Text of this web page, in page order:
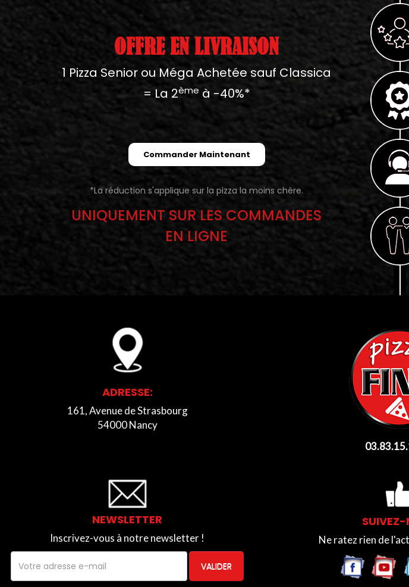
OFFRE EN LIVRAISON
1 Pizza Senior ou Méga Achetée sauf Classica
= La 2ème à -40%*
Commander Maintenant
*La réduction s'applique sur la pizza la moins chère.
UNIQUEMENT SUR LES COMMANDES
EN LIGNE
ADRESSE:
161, Avenue de Strasbourg
54000 Nancy
NEWSLETTER
Inscrivez-vous à notre newsletter !
VALIDER
SUIVEZ-
Ne ratez rien de